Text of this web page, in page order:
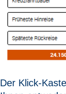
Der Klick-